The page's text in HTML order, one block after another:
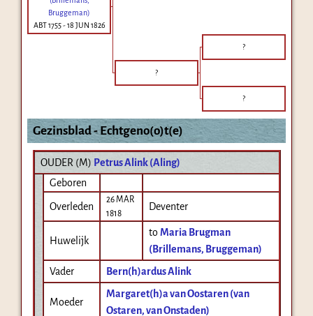
Bruggeman)
ABT 1755-18 JUN 1826
?
?
?
Gezinsblad - Echtgeno(o)t(e)
OUDER (M) Petrus Alink (Aling)
Geboren
Overleden
26 MAR
1818
Deventer
Huwelijk
toMaria Brugman
(Brillemans, Bruggeman)
Vader
Bern(h)ardus Alink
Moeder
Margaret(h)a van Oostaren (van
Ostaren, van Onstaden)